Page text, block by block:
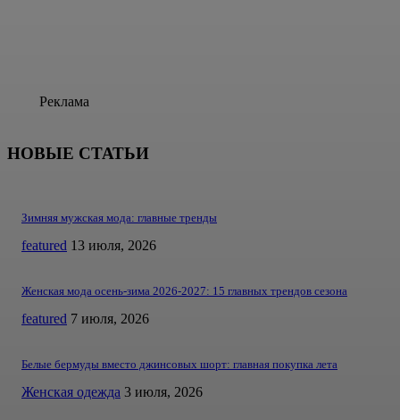
Реклама
НОВЫЕ СТАТЬИ
Зимняя мужская мода: главные тренды
featured 13 июля, 2026
Женская мода осень-зима 2026-2027: 15 главных трендов сезона
featured 7 июля, 2026
Белые бермуды вместо джинсовых шорт: главная покупка лета
Женская одежда 3 июля, 2026